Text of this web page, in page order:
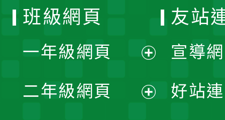
班級網頁
一年級網頁
開
二年級網頁
友站
宣導
好站